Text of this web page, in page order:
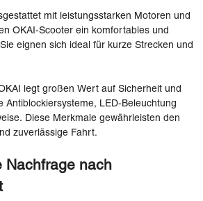
mit leistungsstarken Motoren und
OKAI-Scooter ein komfortables und
eignen sich ideal für kurze Strecken und
legt großen Wert auf Sicherheit und
Antiblockiersysteme, LED-Beleuchtung
Diese Merkmale gewährleisten den
zuverlässige Fahrt.
Nachfrage nach